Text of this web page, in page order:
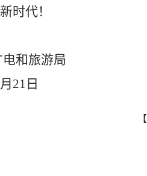
时代！
和旅游局
21日
【